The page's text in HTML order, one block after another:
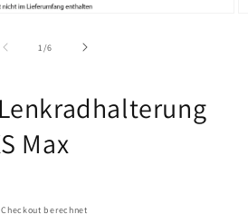
1/von
6
Max
berechnet